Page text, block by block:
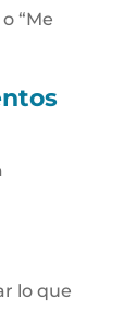
“Me
lo que